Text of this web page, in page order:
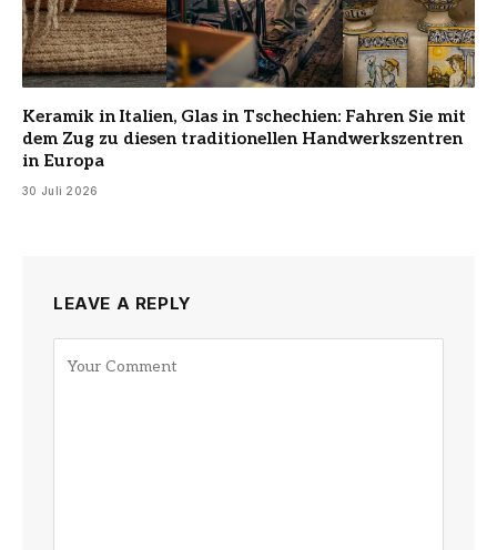
Keramik in Italien, Glas in Tschechien: Fahren Sie mit
dem Zug zu diesen traditionellen Handwerkszentren
in Europa
30 Juli 2026
LEAVE A REPLY